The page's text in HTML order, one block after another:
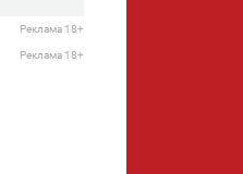
Реклама 18+
Реклама 18+